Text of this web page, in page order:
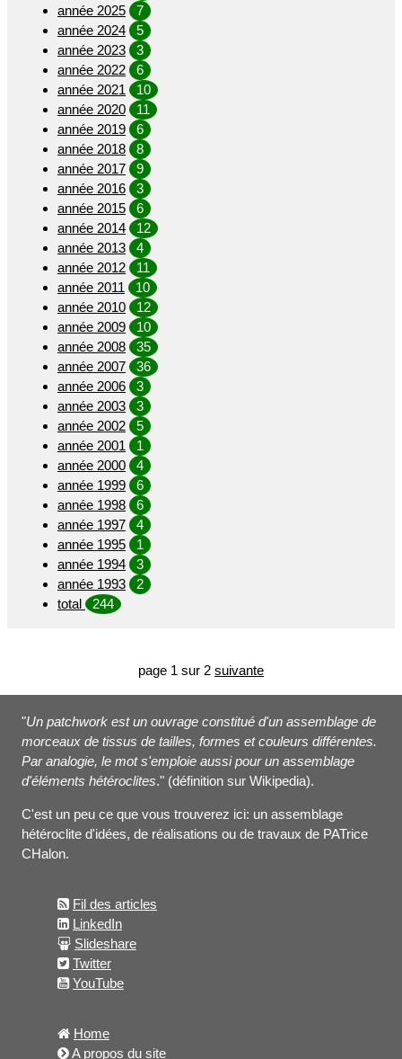
année 2025
7
année 2024
5
année 2023
3
année 2022
6
année 2021
10
année 2020
11
année 2019
6
année 2018
8
année 2017
9
année 2016
3
année 2015
6
année 2014
12
année 2013
4
année 2012
11
année 2011
10
année 2010
12
année 2009
10
année 2008
35
année 2007
36
année 2006
3
année 2003
3
année 2002
5
année 2001
1
année 2000
4
année 1999
6
année 1998
6
année 1997
4
année 1995
1
année 1994
3
année 1993
2
total
244
page 1 sur 2 suivante
"Un patchwork est un ouvrage constitué d'un assemblage de
morceaux de tissus de tailles, formes et couleurs différentes.
Par analogie, le mot s'emploie aussi pour un assemblage
d'éléments hétéroclites." (définition sur Wikipedia).
C'est un peu ce que vous trouverez ici: un assemblage
hétéroclite d'idées, de réalisations ou de travaux de PATrice
CHalon.
Fil des articles
LinkedIn
Slideshare
Twitter
YouTube
Home
A propos du site